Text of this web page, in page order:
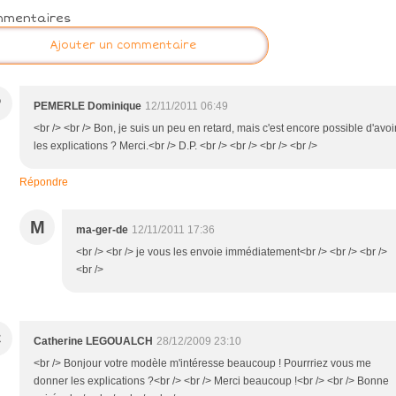
Ajouter un commentaire
PEMERLE Dominique 12/11/2011 06:49
<br /> <br /> Bon, je suis un peu en retard, mais c'est encore possible
les explications ? Merci.<br /> D.P. <br /> <br /> <br /> <br />
Répondre
M ma-ger-de 12/11/2011 17:36
<br /> <br /> je vous les envoie immédiatement<br /> <br /> <br />
<br />
Catherine LEGOUALCH 28/12/2009 23:10
<br /> Bonjour votre modèle m'intéresse beaucoup ! Pourrriez vous me
donner les explications ?<br /> <br /> Merci beaucoup !<br /> <br /> Bonne